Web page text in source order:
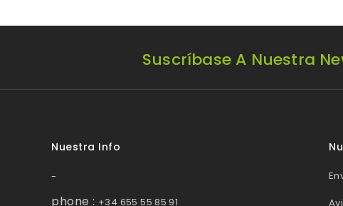
Suscríbase A Nuestra
Nuestra Info
-
phone : +34 655 55 85 91